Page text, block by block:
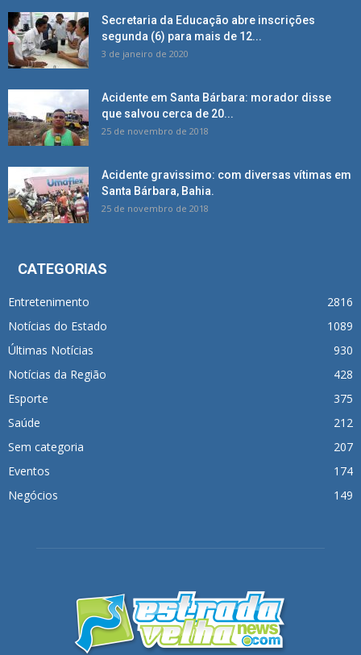
Secretaria da Educação abre inscrições
segunda (6) para mais de 12...
3 de janeiro de 2020
Acidente em Santa Bárbara: morador disse
que salvou cerca de 20...
25 de novembro de 2018
Acidente gravissimo: com diversas vítimas em
Santa Bárbara, Bahia.
25 de novembro de 2018
CATEGORIAS
Entretenimento
2816
Notícias do Estado
1089
Últimas Notícias
930
Notícias da Região
428
Esporte
375
Saúde
212
Sem categoria
207
Eventos
174
Negócios
149